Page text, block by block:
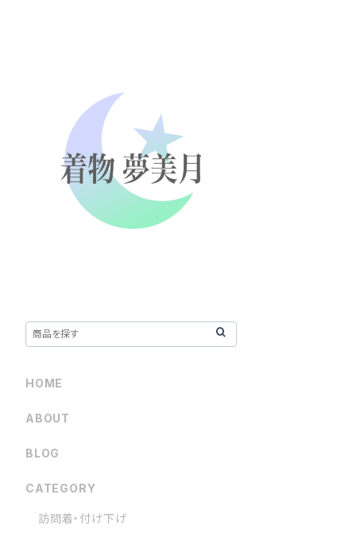
HOME
ABOUT
BLOG
CATEGORY
訪問着・付け下げ